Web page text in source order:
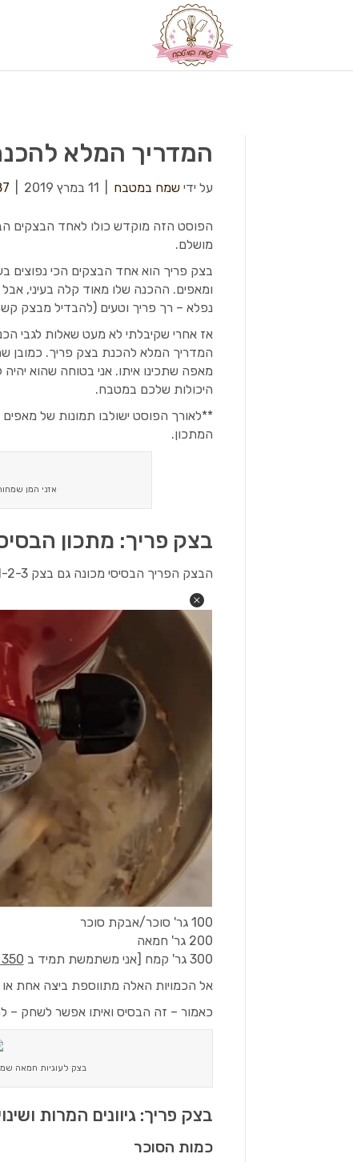
המדריך המלא
על ידי שמח במטבח 11 במרץ 2019
הפוסט הזה מוקדש כולו לאחד הבצקים
מושלם.
בצק פריך הוא אחד הבצקים הכי נפוצים
ומאפים. ההכנה שלו מאוד קלה בעיני,
נפלא – רך פריך וטעים (להבדיל מבצק
אז אחרי שקיבלתי לא מעט שאלות לגבי
המדריך המלא להכנת בצק פריך. כמובן
מאפה שתכינו איתו. אני בטוחה שהוא
היכולות שלכם במטבח.
**לאורך הפוסט ישולבו תמונות של
המתכון.
אזני המן
בצק פריך: מתכון הבסיס –
הבצק הפריך הבסיסי מכונה גם בצק 1-2-3 ולמה זה? כי המספר הזה מייצג את היחסים שבין החומרים:
100 גר' סוכר/אבקת סוכר
200 גר' חמאה
300 גר' קמח [אני משתמשת תמיד ב
350 גר' קמח
אל הכמויות האלה מתווספת ביצה אחת
כאמור – זה הבסיס ואיתו אפשר לשחק –
בצק לעוגיות חמאה
בצק פריך: גיוונים המרות
כמות הסוכר